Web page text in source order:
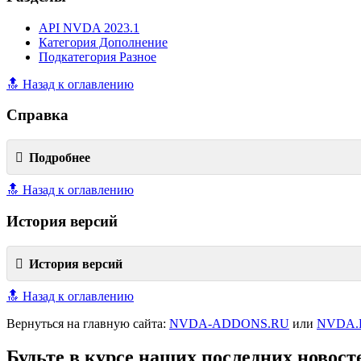
API NVDA 2023.1
Категория Дополнение
Подкатегория Разное
🔝 Назад к оглавлению
Справка
Подробнее
🔝 Назад к оглавлению
История версий
История версий
🔝 Назад к оглавлению
Вернуться на главную сайта: NVDA-ADDONS.RU или